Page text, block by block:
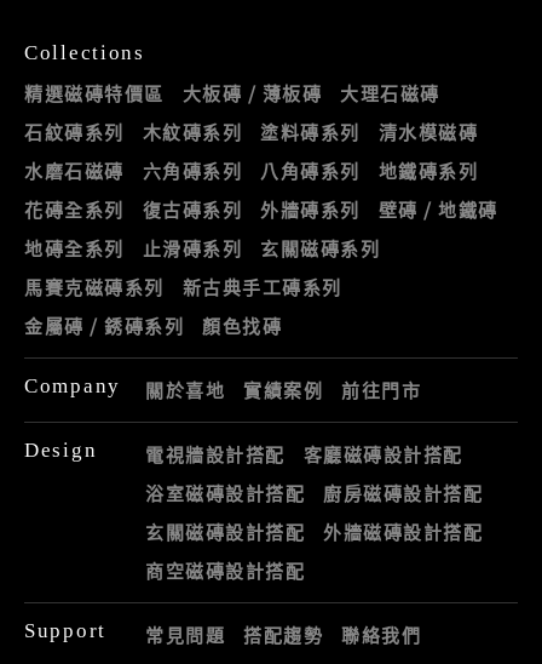
Collections
精選磁磚特價區 大板磚 / 薄板磚
大理石磁磚
石紋磚系列
木紋磚系列 塗料磚系列
清水模磁磚
水磨石磁磚
六角磚系列 八角磚系列
地鐵磚系列
花磚全系列
復古磚系列 外牆磚系列
壁磚 / 地鐵磚
地磚全系列
止滑磚系列
玄關磁磚系列
馬賽克磁磚系列
新古典手工磚系列
金屬磚 / 銹磚系列
顏色找磚
Company 關於喜地 實績案例 前往門市
Design 電視牆設計搭配
客廳磁磚設計搭配
浴室磁磚設計搭配
廚房磁磚設計搭配
玄關磁磚設計搭配
外牆磁磚設計搭配
商空磁磚設計搭配
Support 常見問題 搭配趨勢 聯絡我們